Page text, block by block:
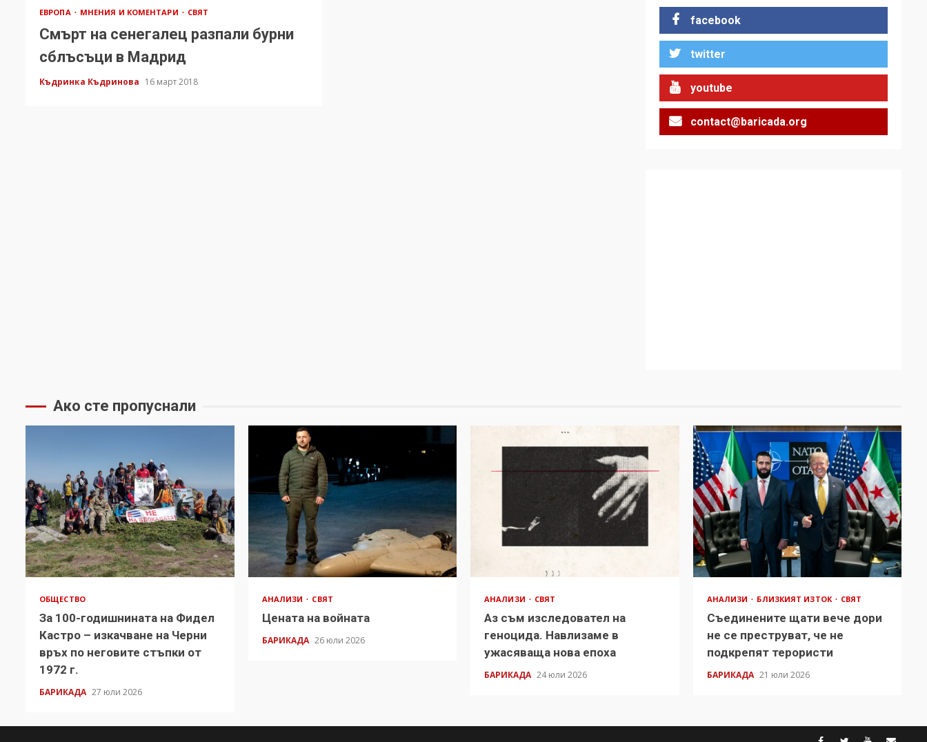
ЕВРОПА МНЕНИЯ И КОМЕНТАРИ СВЯТ
Смърт на сенегалец разпали бурни
сблъсъци в Мадрид
Къдринка Къдринова 16 март 2018
facebook
twitter
youtube
contact@baricada.org
Ако сте пропуснали
ОБЩЕСТВО
За 100-годишнината на Фидел
Кастро – изкачване на Черни
връх по неговите стъпки от
1972 г.
БАРИКАДА 27 юли 2026
АНАЛИЗИ СВЯТ
Цената на войната
БАРИКАДА 26 юли 2026
АНАЛИЗИ СВЯТ
Аз съм изследовател на
геноцида. Навлизаме в
ужасяваща нова епоха
БАРИКАДА 24 юли 2026
АНАЛИЗИ БЛИЗКИЯТ ИЗТОК СВЯТ
Съединените щати вече дори
не се преструват, че не
подкрепят терористи
БАРИКАДА 21 юли 2026